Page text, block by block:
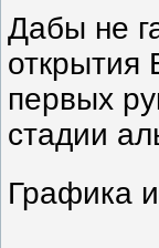
Дабы не
открытия
первых
стадии
Графика